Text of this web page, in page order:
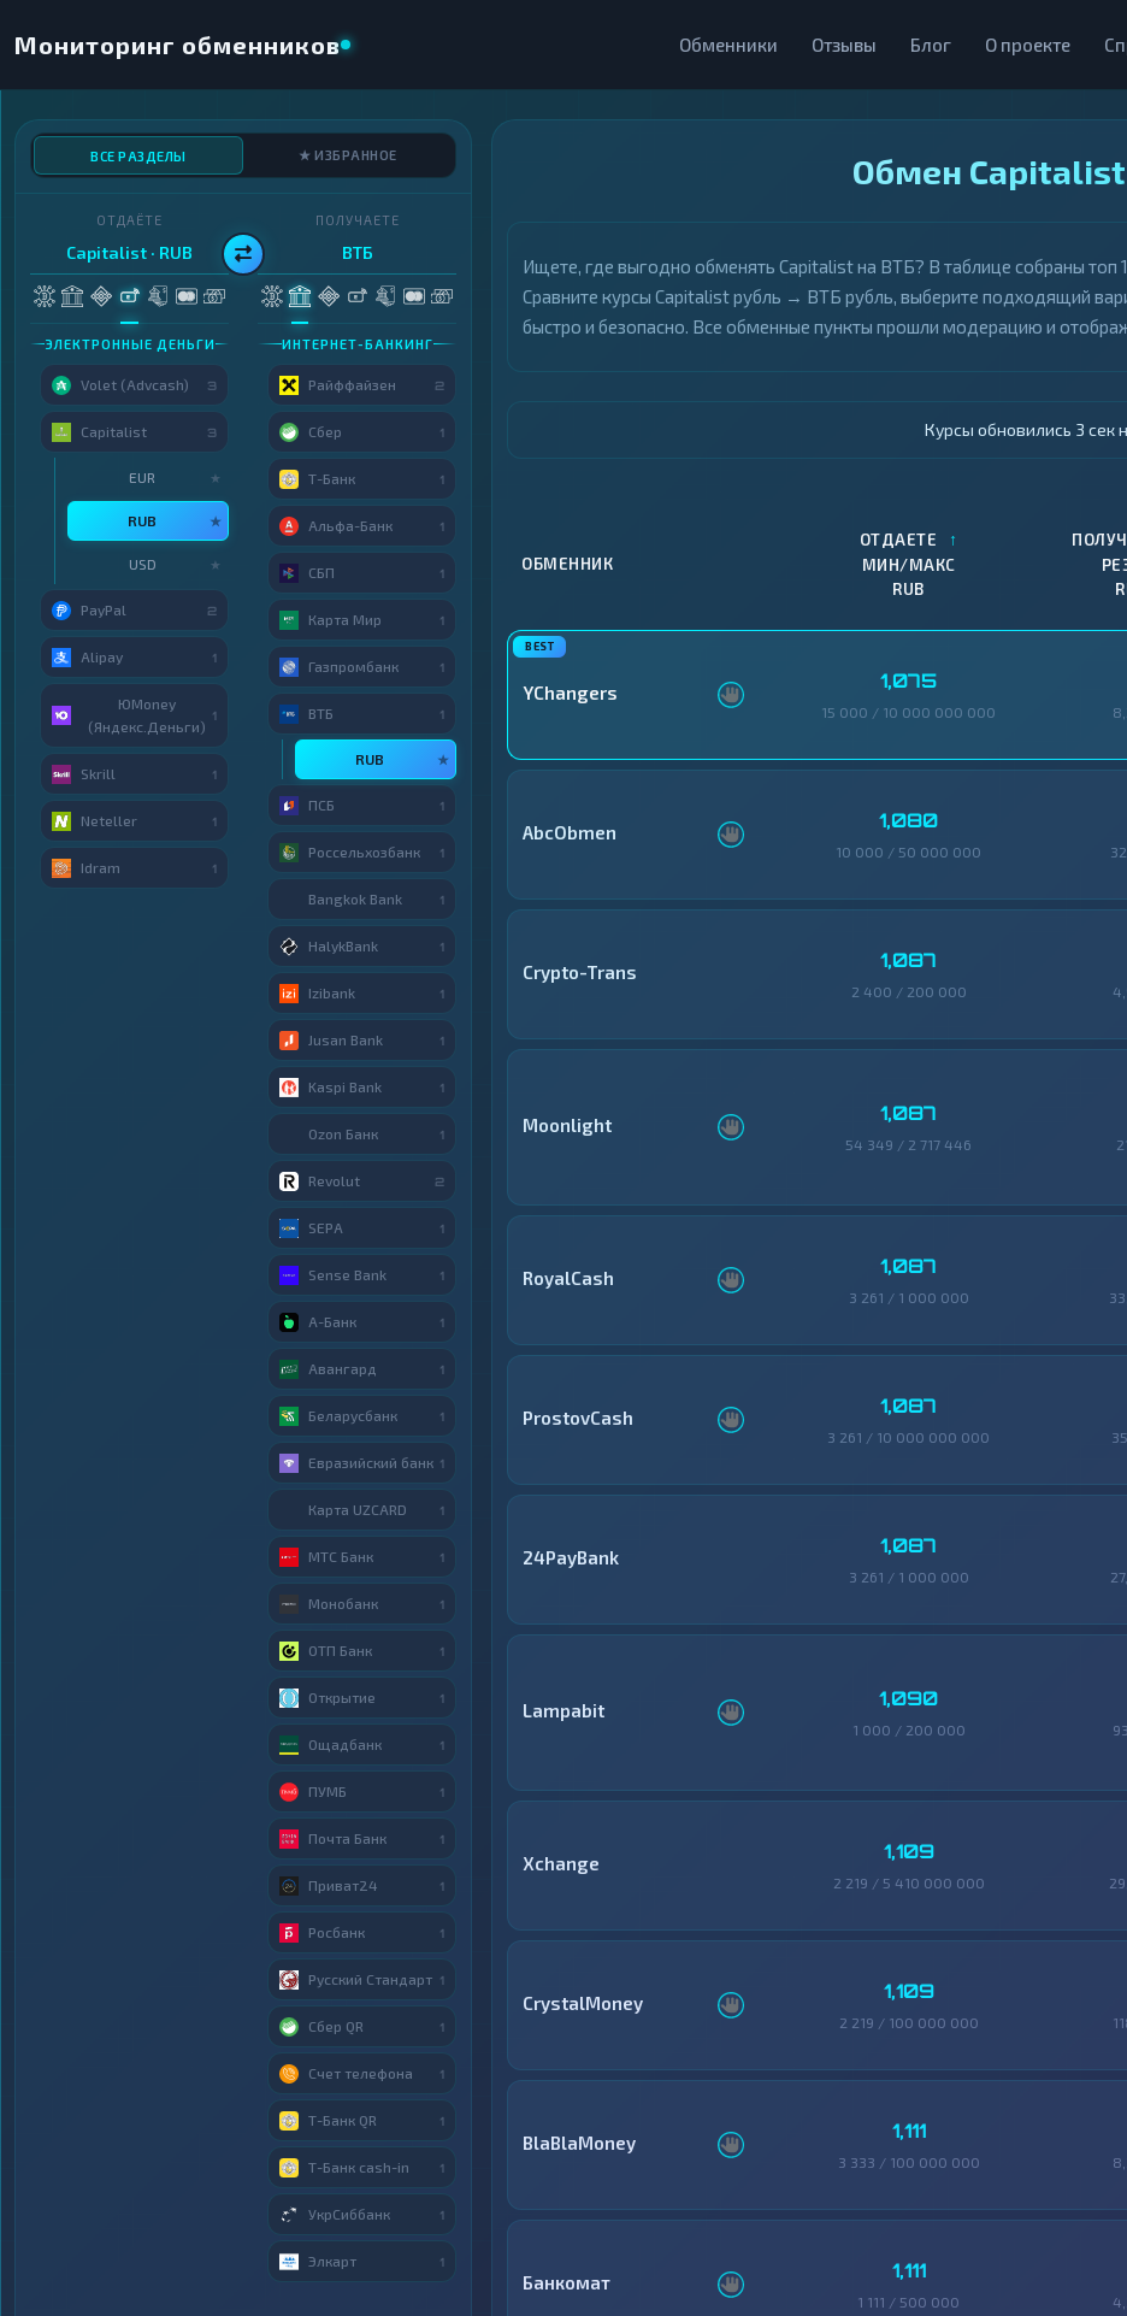
Мониторинг обменников Обменники Отзывы Блог О проекте
Обмен
Ищете, где выгодно обменять Capitalist на ВТБ? В таблице собраны
Сравните курсы Capitalist рубль → ВТБ рубль, выберите подходящий
быстро и безопасно. Все обменные пункты прошли модерацию и
Курсы обновились 4 сек
ОБМЕННИК
ОТДАЕТЕ ↑
МИН/МАКС
RUB
YChangers 1,075
15 000 / 10 000 000 000
AbcObmen 1,080
10 000 / 50 000 000
Crypto-Trans 1,087
2 400 / 200 000
Moonlight 1,087
54 349 / 2 717 446
RoyalCash 1,087
3 261 / 1 000 000
ProstovCash 1,087
3 261 / 10 000 000 000
24PayBank 1,087
3 261 / 1 000 000
Lampabit 1,090
1 000 / 200 000
Xchange 1,109
2 219 / 5 410 000 000
CrystalMoney 1,109
2 219 / 100 000 000
BlaBlaMoney 1,111
3 333 / 100 000 000
Банкомат 1,111
1 111 / 500 000
ВСЕ РАЗДЕЛЫ ★ ИЗБРАННОЕ
ОТДАЁТЕ
Capitalist · RUB
ЭЛЕКТРОННЫЕ ДЕНЬГИ
Volet (Advcash) 3
Capitalist 3
EUR ★
RUB ★
USD ★
PayPal 2
Alipay 1
ЮMoney
(Яндекс.Деньги)
1
Skrill 1
Neteller 1
Idram 1
ПОЛУЧАЕТЕ
ВТБ
ИНТЕРНЕТ-БАНКИНГ
Райффайзен 2
Сбер 1
Т-Банк 1
Альфа-Банк 1
СБП 1
Карта Мир 1
Газпромбанк 1
ВТБ 1
RUB ★
ПСБ 1
Россельхозбанк 1
Bangkok Bank 1
HalykBank 1
Izibank 1
Jusan Bank 1
Kaspi Bank 1
Ozon Банк 1
Revolut 2
SEPA 1
Sense Bank 1
А-Банк 1
Авангард 1
Беларусбанк 1
Евразийский банк 1
Карта UZCARD 1
МТС Банк 1
Монобанк 1
ОТП Банк 1
Открытие 1
Ощадбанк 1
ПУМБ 1
Почта Банк 1
Приват24 1
Росбанк 1
Русский Стандарт 1
Сбер QR 1
Счет телефона 1
Т-Банк QR 1
Т-Банк cash-in 1
УкрСиббанк 1
Элкарт 1